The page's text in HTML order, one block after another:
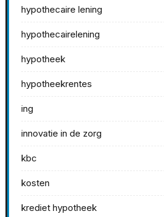
hypothecaire lening
hypothecairelening
hypotheek
hypotheekrentes
ing
innovatie in de zorg
kbc
kosten
krediet hypotheek